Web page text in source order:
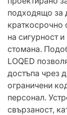
подходящо за
краткосрочно
на сигурност
стомана.
LOQED
достъпа чрез
ограничени
персонал.
свързаност,